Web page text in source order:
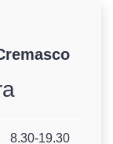
8.30-19.30